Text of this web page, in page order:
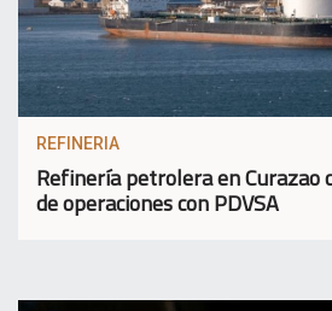
REFINERIA
Refinería petrolera en Curazao
de operaciones con PDVSA